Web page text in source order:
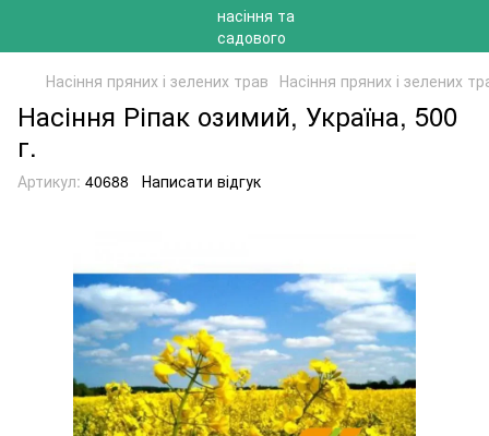
Насіння пряних і зелених трав Насіння пряних і зелених
Насіння Ріпак озимий, Україна, 500
г.
Артикул: 40688 Написати відгук